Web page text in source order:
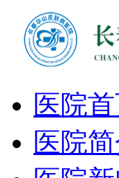
医院
医院